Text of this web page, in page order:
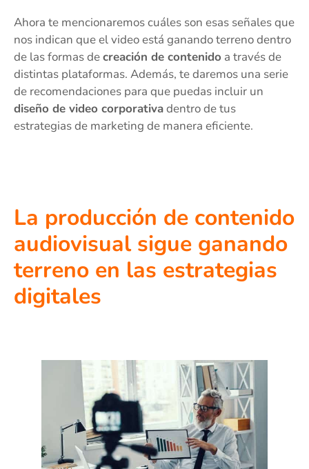
Ahora te mencionaremos cuáles son esas señales que
nos indican que el video está ganando terreno dentro
de las formas decreación de contenido a través de
distintas plataformas. Además, te daremos una serie
de recomendaciones para que puedas incluir un
diseño de video corporativadentro de tus
estrategias de marketing de manera eficiente.
La producción de contenido
audiovisual sigue ganando
terreno en las estrategias
digitales